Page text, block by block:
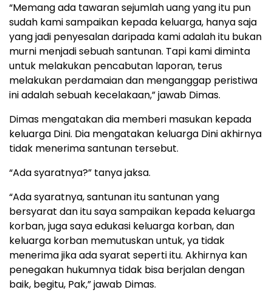
“Memang ada tawaran sejumlah uang yang itu pun
sudah kami sampaikan kepada keluarga, hanya saja
yang jadi penyesalan daripada kami adalah itu bukan
murni menjadi sebuah santunan. Tapi kami diminta
untuk melakukan pencabutan laporan, terus
melakukan perdamaian dan menganggap peristiwa
ini adalah sebuah kecelakaan,” jawab Dimas.
Dimas mengatakan dia memberi masukan kepada
keluarga Dini. Dia mengatakan keluarga Dini akhirnya
tidak menerima santunan tersebut.
“Ada syaratnya?” tanya jaksa.
“Ada syaratnya, santunan itu santunan yang
bersyarat dan itu saya sampaikan kepada keluarga
korban, juga saya edukasi keluarga korban, dan
keluarga korban memutuskan untuk, ya tidak
menerima jika ada syarat seperti itu. Akhirnya kan
penegakan hukumnya tidak bisa berjalan dengan
baik, begitu, Pak,” jawab Dimas.